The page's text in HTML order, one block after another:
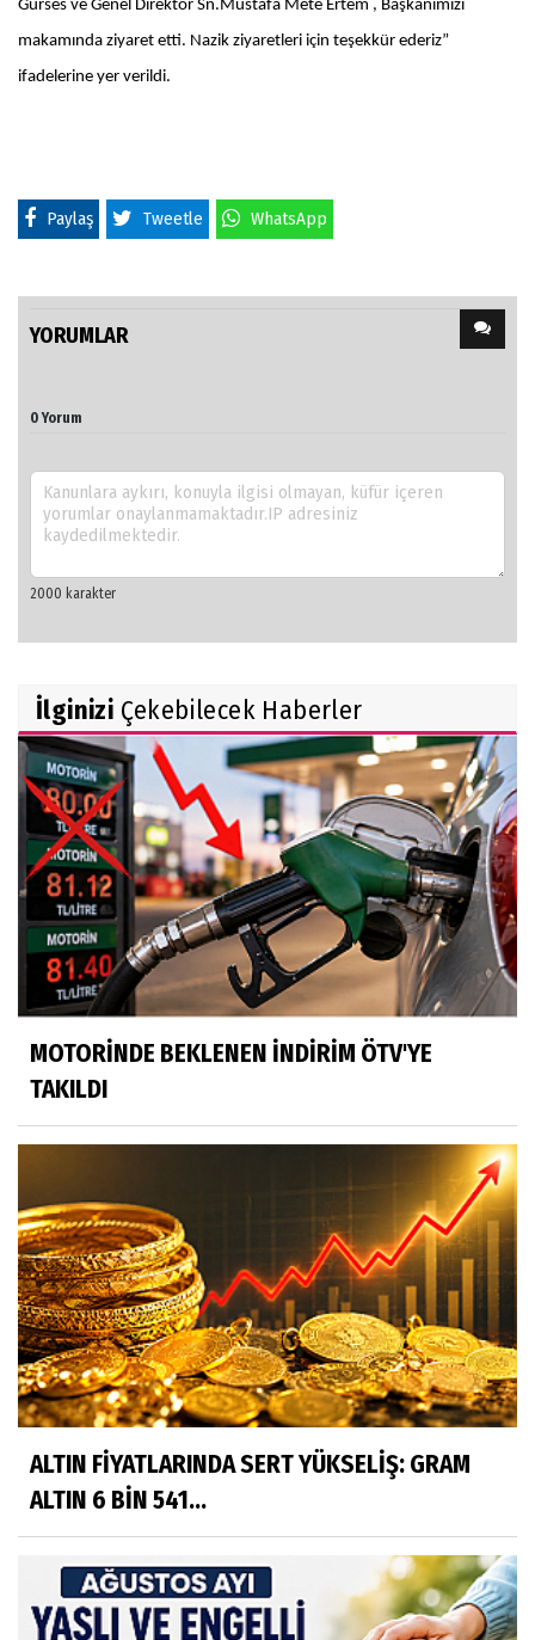
Gürses ve Genel Direktör Sn.Mustafa Mete Ertem , Başkanımızı
makamında ziyaret etti. Nazik ziyaretleri için teşekkür ederiz”
ifadelerine yer verildi.
Paylaş Tweetle WhatsApp
YORUMLAR
0 Yorum
İlginizi Çekebilecek Haberler
MOTORİNDE BEKLENEN İNDİRİM ÖTV'YE
TAKILDI
ALTIN FİYATLARINDA SERT YÜKSELİŞ: GRAM
ALTIN 6 BİN 541...